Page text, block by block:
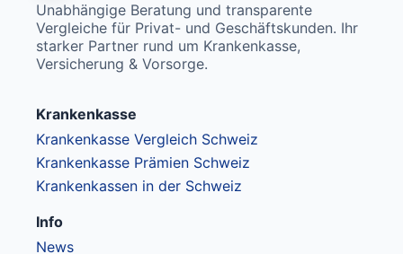
Unabhängige Beratung und transparente
Vergleiche für Privat- und Geschäftskunden. Ihr
starker Partner rund um Krankenkasse,
Versicherung & Vorsorge.
Krankenkasse
Krankenkasse Vergleich Schweiz
Krankenkasse Prämien Schweiz
Krankenkassen in der Schweiz
Info
News